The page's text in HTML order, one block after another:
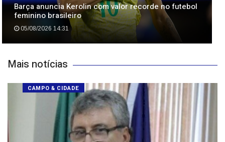
feminino brasileiro
Mais notícias
CAMPO & CIDADE